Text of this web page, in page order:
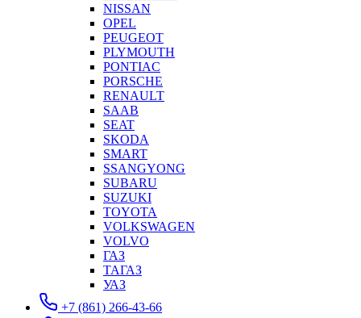
NISSAN
OPEL
PEUGEOT
PLYMOUTH
PONTIAC
PORSCHE
RENAULT
SAAB
SEAT
SKODA
SMART
SSANGYONG
SUBARU
SUZUKI
TOYOTA
VOLKSWAGEN
VOLVO
ГАЗ
ТАГАЗ
УАЗ
+7 (861) 266-43-66